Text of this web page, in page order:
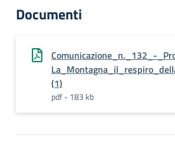
Documenti
Comunicazione_n._132_-
(1)
pdf - 183 kb